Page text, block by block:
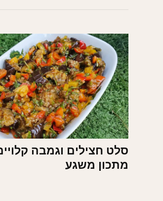
סלט חצילים וגמבה
מתכון משגע